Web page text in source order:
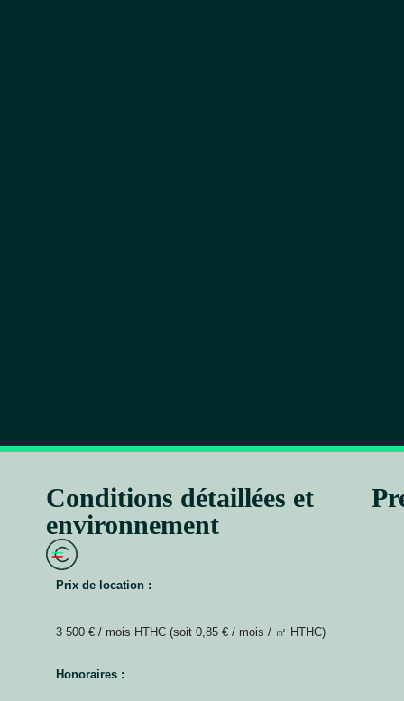
Conditions détaillées et
environnement
Prix de location :
3 500 € / mois HTHC (soit 0,85 € / mois / ㎡ HTHC)
Honoraires :